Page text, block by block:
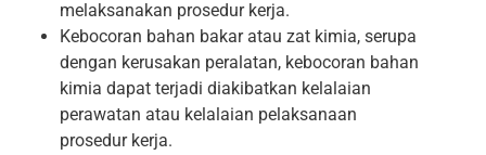
melaksanakan prosedur kerja.
Kebocoran bahan bakar atau zat kimia, serupa
dengan kerusakan peralatan, kebocoran bahan
kimia dapat terjadi diakibatkan kelalaian
perawatan atau kelalaian pelaksanaan
prosedur kerja.